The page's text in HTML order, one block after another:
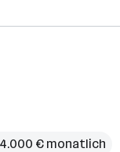
€ monatlich